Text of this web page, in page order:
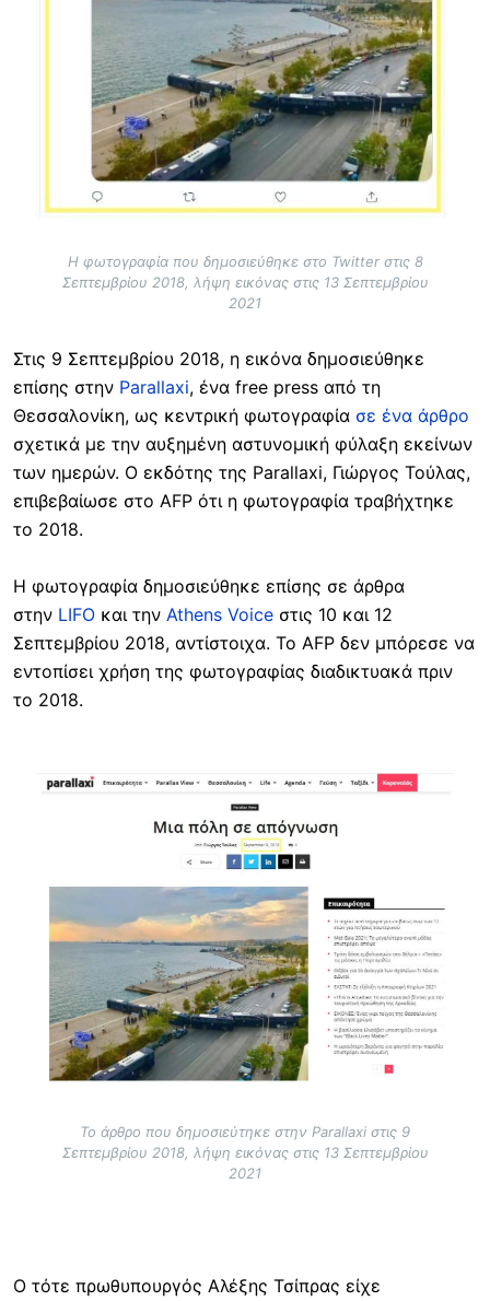
Η φωτογραφία που δημοσιεύθηκε στο Twitter στις 8
Σεπτεμβρίου 2018, λήψη εικόνας στις 13 Σεπτεμβρίου
2021
Στις 9 Σεπτεμβρίου 2018, η εικόνα δημοσιεύθηκε
επίσης στην Parallaxi, ένα free press από τη
Θεσσαλονίκη, ως κεντρική φωτογραφία σε ένα άρθρο
σχετικά με την αυξημένη αστυνομική φύλαξη εκείνων
των ημερών. Ο εκδότης της Parallaxi, Γιώργος Τούλας,
επιβεβαίωσε στο AFP ότι η φωτογραφία τραβήχτηκε
το 2018.
Η φωτογραφία δημοσιεύθηκε επίσης σε άρθρα
στην LIFO και την Athens Voice στις 10 και 12
Σεπτεμβρίου 2018, αντίστοιχα. Το AFP δεν μπόρεσε να
εντοπίσει χρήση της φωτογραφίας διαδικτυακά πριν
το 2018.
Image
Το άρθρο που δημοσιεύτηκε στην Parallaxi στις 9
Σεπτεμβρίου 2018, λήψη εικόνας στις 13 Σεπτεμβρίου
2021
Ο τότε πρωθυπουργός Αλέξης Τσίπρας είχε